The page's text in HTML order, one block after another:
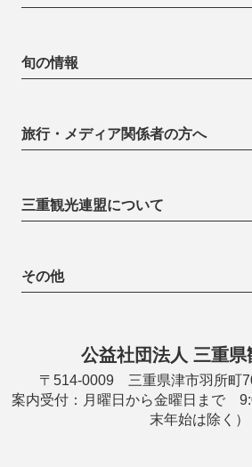
旬の情報
旅行・メディア関係者の方へ
三重観光連盟について
その他
公益社団法人 三重県
〒514-0009 三重県津市羽所町
案内受付：月曜日から金曜日まで
末年始は除く）